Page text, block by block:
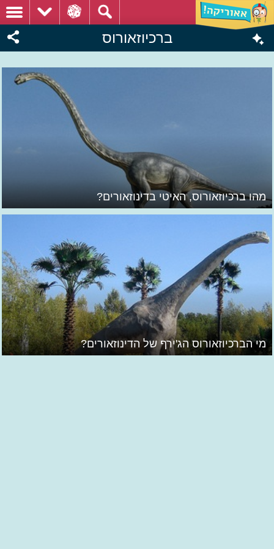
ברכיוזאורוס
מהו ברכיוזאורוס, האיטי בדינוזאורים?
מי הברכיוזאורוס הג'ירף של הדינוזאורים?